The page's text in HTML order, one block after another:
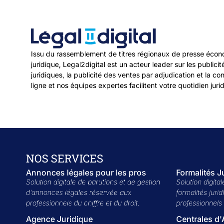
Vous choisissez la formalité de correction :
Issu du rassemblement de titres régionaux de presse
juridique, Legal2digital est un acteur leader sur les
juridiques, la publicité des ventes par adjudication et la
ligne et nos équipes expertes facilitent votre quotidien
NOS SERVICES
Annonces légales pour les pros
Solution digitale de parutions et de gestion
d’annonces légales réservée aux
professionnels du chiffre et du droit.
Formalités
Solution
formalités
professionnels
Agence Juridique Centrales